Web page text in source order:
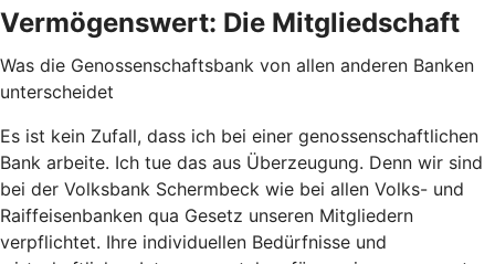
Vermögenswert: Die Mitgliedschaft
Was die Genossenschaftsbank von allen anderen Banken
unterscheidet
Es ist kein Zufall, dass ich bei einer genossenschaftlichen
Bank arbeite. Ich tue das aus Überzeugung. Denn wir sind
bei der Volksbank Schermbeck wie bei allen Volks- und
Raiffeisenbanken qua Gesetz unseren Mitgliedern
verpflichtet. Ihre individuellen Bedürfnisse und